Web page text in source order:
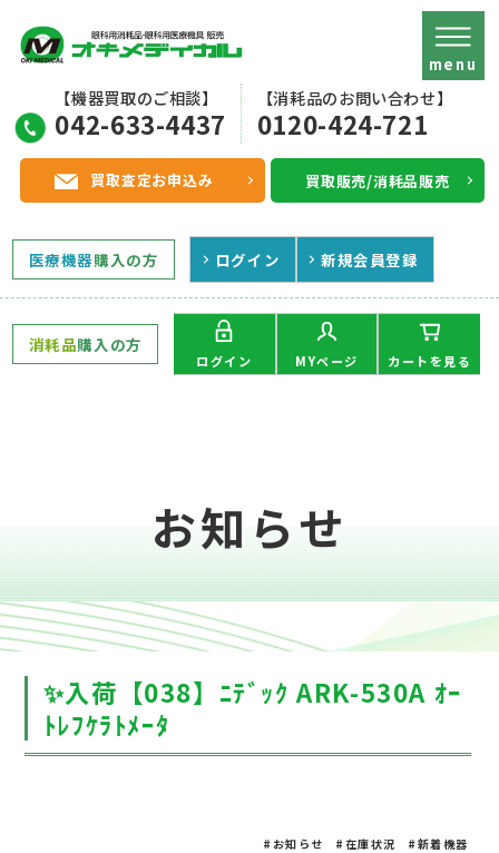
【機器買取のご相談】
042-633-4437
【消耗品のお問い合わせ】
0120-424-721
買取査定お申込み 買取販売/消耗品販売
menu
医療機器購入の方 ログイン 新規会員登録
消耗品購入の方
ログイン MYページ カートを見る
お知らせ
✨入荷【038】ﾆﾃﾞｯｸ ARK-530A ｵｰ
ﾄﾚﾌｹﾗﾄﾒｰﾀ
#お知らせ #在庫状況 #新着機器